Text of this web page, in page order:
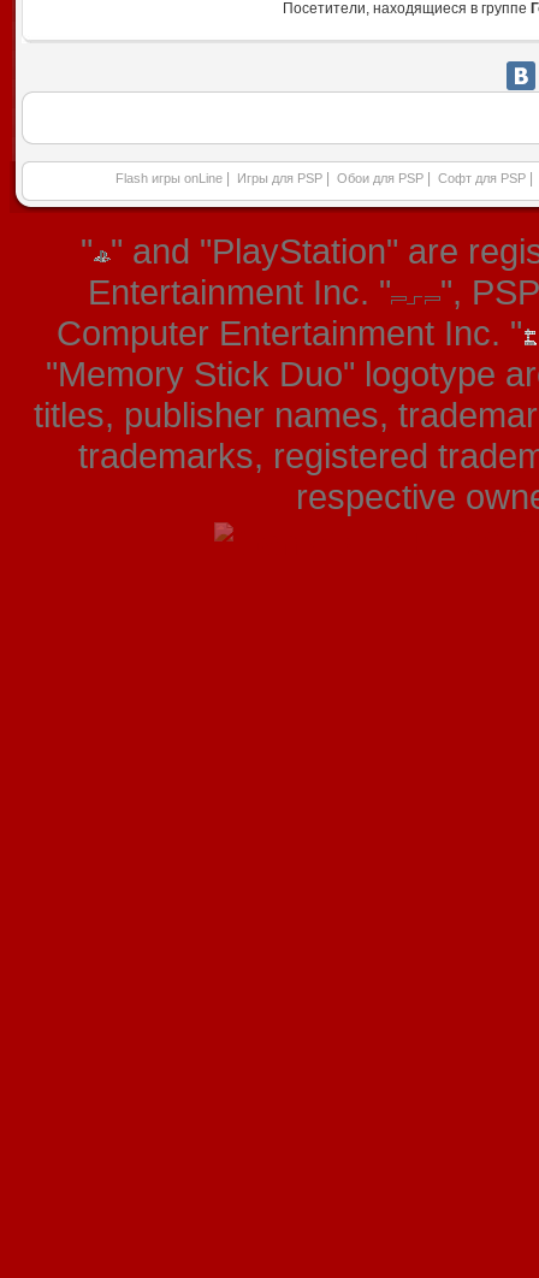
Посетители, находящиеся в группе
Flash игры onLine Игры для PSP Обои для PSP Софт для PSP
" " and "PlayStation" are
Entertainment Inc. "
",
Computer Entertainment Inc. "
"Memory Stick Duo" logotype
titles, publisher names,
trademarks, registered
respective